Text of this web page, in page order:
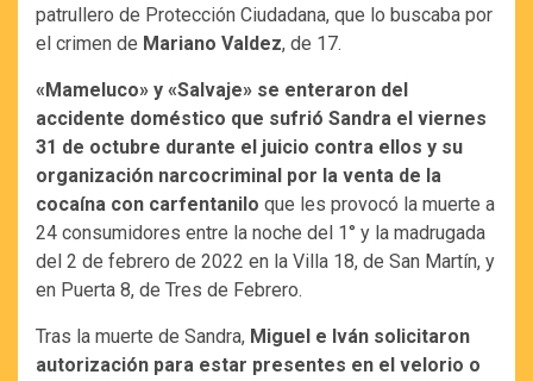
patrullero de Protección Ciudadana, que lo buscaba por
el crimen de Mariano Valdez, de 17.
«Mameluco» y «Salvaje» se enteraron del
accidente doméstico que sufrió Sandra el viernes
31 de octubre durante el juicio contra ellos y su
organización narcocriminal por la venta de la
cocaína con carfentanilo que les provocó la muerte a
24 consumidores entre la noche del 1° y la madrugada
del 2 de febrero de 2022 en la Villa 18, de San Martín, y
en Puerta 8, de Tres de Febrero.
Tras la muerte de Sandra, Miguel e Iván solicitaron
autorización para estar presentes en el velorio o